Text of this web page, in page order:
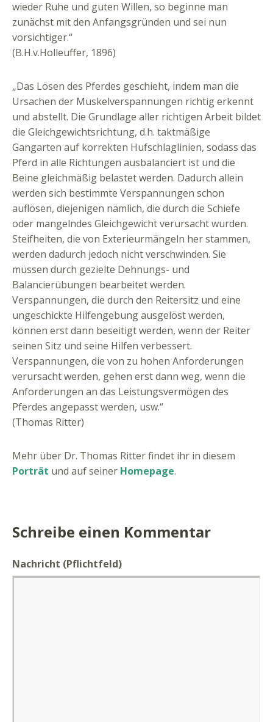
wieder Ruhe und guten Willen, so beginne man
zunächst mit den Anfangsgründen und sei nun
vorsichtiger.“
(B.H.v.Holleuffer, 1896)
„Das Lösen des Pferdes geschieht, indem man die
Ursachen der Muskelverspannungen richtig erkennt
und abstellt. Die Grundlage aller richtigen Arbeit bildet
die Gleichgewichtsrichtung, d.h. taktmäßige
Gangarten auf korrekten Hufschlaglinien, sodass das
Pferd in alle Richtungen ausbalanciert ist und die
Beine gleichmäßig belastet werden. Dadurch allein
werden sich bestimmte Verspannungen schon
auflösen, diejenigen nämlich, die durch die Schiefe
oder mangelndes Gleichgewicht verursacht wurden.
Steifheiten, die von Exterieurmängeln her stammen,
werden dadurch jedoch nicht verschwinden. Sie
müssen durch gezielte Dehnungs- und
Balancierübungen bearbeitet werden.
Verspannungen, die durch den Reitersitz und eine
ungeschickte Hilfengebung ausgelöst werden,
können erst dann beseitigt werden, wenn der Reiter
seinen Sitz und seine Hilfen verbessert.
Verspannungen, die von zu hohen Anforderungen
verursacht werden, gehen erst dann weg, wenn die
Anforderungen an das Leistungsvermögen des
Pferdes angepasst werden, usw.“
(Thomas Ritter)
Mehr über Dr. Thomas Ritter findet ihr in diesem
Porträt und auf seiner Homepage.
Schreibe einen Kommentar
Nachricht (Pflichtfeld)